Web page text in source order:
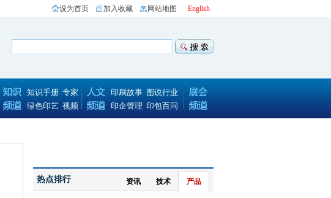
English
网站地图
加入收藏
设为首页
知识手册 专家
绿色印艺 视频
印刷故事 图说行业
印企管理 印包百问
资讯 技术 产品
热点排行